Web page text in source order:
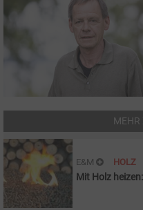
MEHR
E&M HOLZ
Mit Holz